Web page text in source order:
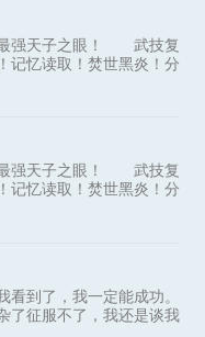
最强天子之眼！ 武技复
记忆读取！焚世黑炎！分
视界！时间静止！……
双眼，敢叫天地颤栗！”
最强天子之眼！ 武技复
记忆读取！焚世黑炎！分
视界！时间静止！……
双眼，敢叫天地颤栗！”
到了，我一定能成功。
征服不了，我还是谈我